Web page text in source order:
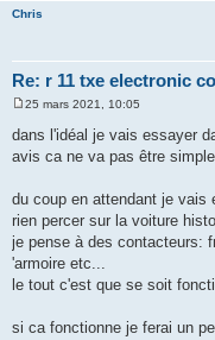
Chris
Re: r 11 txe electronic
s
s
e
25 mars 2021, 10:05
dans l'idéal je vais essayer
avis ca ne va pas être
du coup en attendant je vais
rien percer sur la voiture
je pense à des contacteurs:
'armoire etc...
le tout c'est que se soit
si ca fonctionne je ferai un